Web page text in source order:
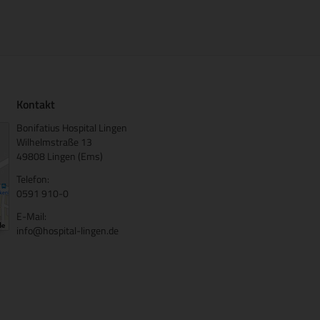
Kontakt
Bonifatius Hospital Lingen
Wilhelmstraße 13
49808 Lingen (Ems)
Telefon:
0591 910-0
E-Mail:
info@hospital-lingen.de